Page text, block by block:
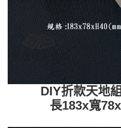
DIY折款天地
長183x寬